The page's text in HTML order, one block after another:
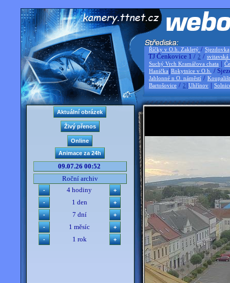
Říčky v O.h. Zakletý / Sjezdovka
TJ Čenkovice 1 / 2 / svitavská
Suchý Vrch Kramářova chata |
Hanička |Rokytnice v O.h. /
Jablonné n O. náměstí /
Bartošovice / 2 |Uhřínov |
09.07.26 00:52
Roční archiv
4 hodiny
1 den
7 dní
1 měsíc
1 rok